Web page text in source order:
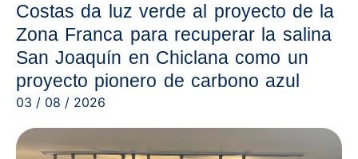
Costas da luz verde al proyecto de la
Zona Franca para recuperar la salina
San Joaquín en Chiclana como un
proyecto pionero de carbono azul
03 / 08 / 2026